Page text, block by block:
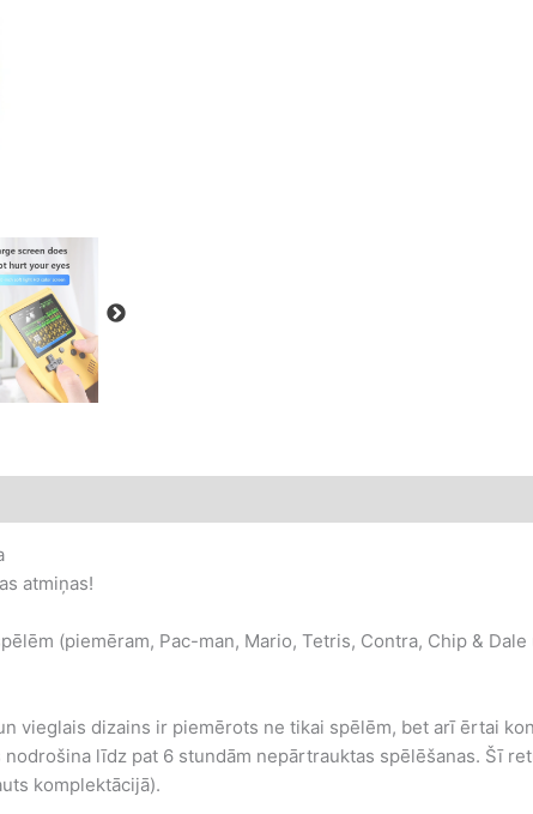
atmiņas!
(piemēram, Pac-man, Mario, Tetris, Contra, Chip &
vieglais dizains ir piemērots ne tikai spēlēm, bet arī ērtai
līdz pat 6 stundām nepārtrauktas spēlēšanas. Šī
komplektācijā).